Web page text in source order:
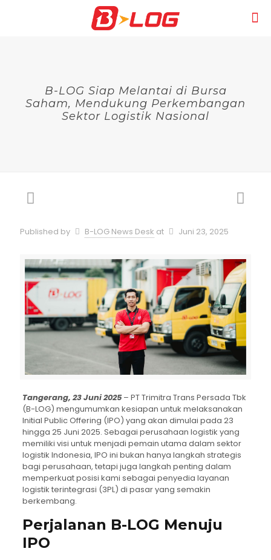
B-LOG Siap Melantai di Bursa
Saham, Mendukung Perkembangan
Sektor Logistik Nasional
Published by B-LOG News Desk at Juni 23, 2025
Tangerang, 23 Juni 2025– PT Trimitra Trans Persada Tbk
(B-LOG) mengumumkan kesiapan untuk melaksanakan
Initial Public Offering (IPO) yang akan dimulai pada 23
hingga 25 Juni 2025. Sebagai perusahaan logistik yang
memiliki visi untuk menjadi pemain utama dalam sektor
logistik Indonesia, IPO ini bukan hanya langkah strategis
bagi perusahaan, tetapi juga langkah penting dalam
memperkuat posisi kami sebagai penyedia layanan
logistik terintegrasi (3PL) di pasar yang semakin
berkembang.
Perjalanan B-LOG Menuju
IPO